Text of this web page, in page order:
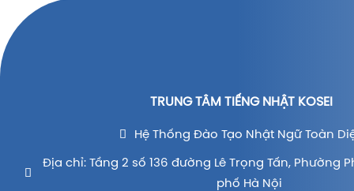
TRUNG TÂM TIẾNG NHẬT KOSEI
Hệ Thống Đào Tạo Nhật Ngữ Toàn
Địa chỉ: Tầng 2 số 136 đường Lê Trọng Tấn, Phường
phố Hà Nội